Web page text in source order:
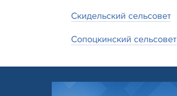
Скидельский сельсовет
Сопоцкинский сельсовет